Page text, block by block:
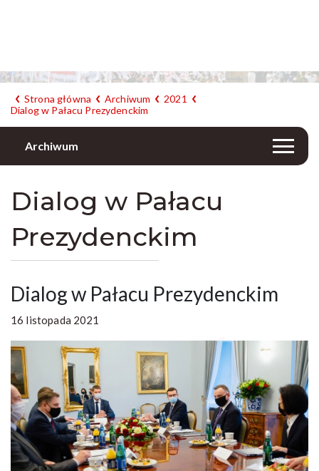
Strona główna Archiwum
2021
Dialog w Pałacu Prezydenckim
Archiwum
Dialog w Pałacu
Prezydenckim
Dialog w Pałacu Prezydenckim
16 listopada 2021